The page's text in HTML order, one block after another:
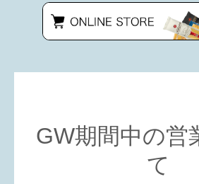
GW期間中の営
て